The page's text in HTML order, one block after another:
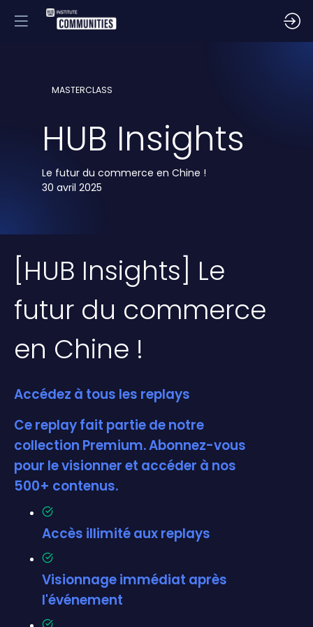
MASTERCLASS
HUB Insights
Le futur du commerce en Chine !
30 avril 2025
[HUB Insights] Le
futur du commerce
en Chine !
Accédez à tous les replays
Ce replay fait partie de notre
collection Premium. Abonnez-vous
pour le visionner et accéder à nos
500+ contenus.
Accès illimité aux replays
Visionnage immédiat après
l'événement